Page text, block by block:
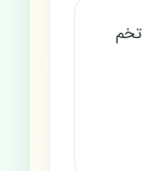
تخم